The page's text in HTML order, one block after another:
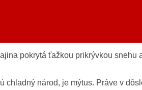
pokrytá ťažkou prikrývkou
národ, je mýtus. Práve v